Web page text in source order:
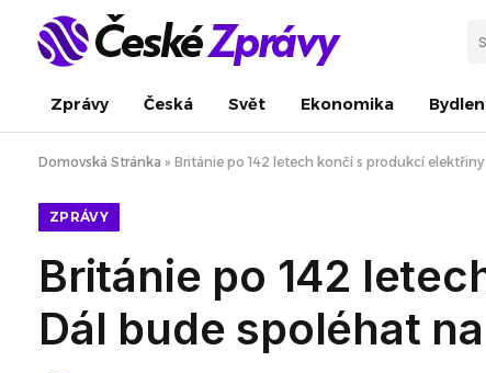
Zprávy Česká Svět Ekonomika
Domovská Stránka » Británie po 142 letech končí s produkcí
ZPRÁVY
Británie po 142
Dál bude spoléhat